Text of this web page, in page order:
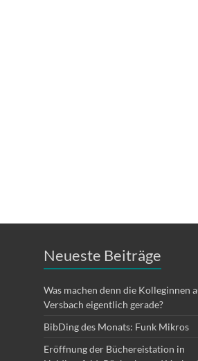
Neueste Beiträge
Was machen denn die Kolleginnen
Versbach eigentlich gerade?
BibDing des Monats: Funk Mikros
Eröffnung der Büchereistation in